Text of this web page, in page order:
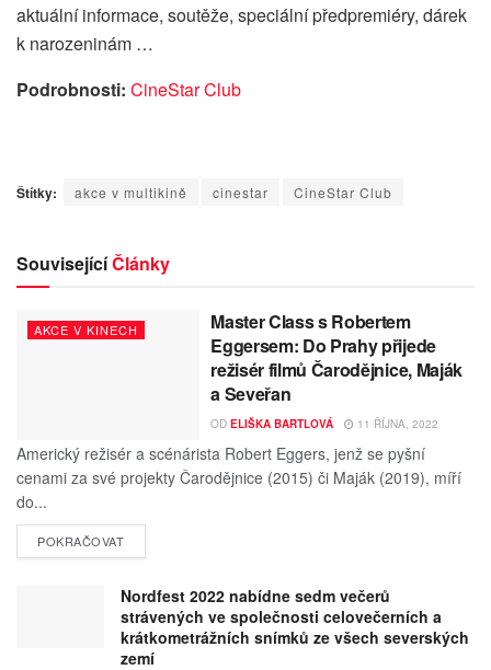
aktuální informace, soutěže, speciální předpremiéry, dárek
k narozeninám …
Podrobnosti: CineStar Club
Štítky: akce v multikině cinestar CineStar Club
SouvisejícíČlánky
AKCE V KINECH
Master Class s Robertem
Eggersem: Do Prahy přijede
režisér filmů Čarodějnice, Maják
a Seveřan
OD ELIŠKA BARTLOVÁ 11 ŘÍJNA, 2022
Americký režisér a scénárista Robert Eggers, jenž se pyšní
cenami za své projekty Čarodějnice (2015) či Maják (2019), míří
do...
POKRAČOVAT
Nordfest 2022 nabídne sedm večerů
strávených ve společnosti celovečerních a
krátkometrážních snímků ze všech severských
zemí